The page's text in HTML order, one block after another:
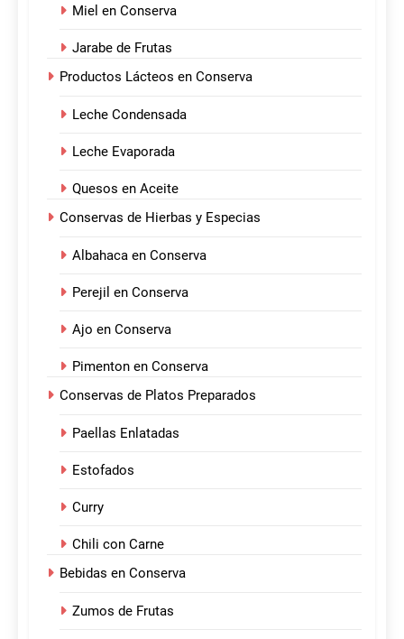
Miel en Conserva
Jarabe de Frutas
Productos Lácteos en Conserva
Leche Condensada
Leche Evaporada
Quesos en Aceite
Conservas de Hierbas y Especias
Albahaca en Conserva
Perejil en Conserva
Ajo en Conserva
Pimenton en Conserva
Conservas de Platos Preparados
Paellas Enlatadas
Estofados
Curry
Chili con Carne
Bebidas en Conserva
Zumos de Frutas